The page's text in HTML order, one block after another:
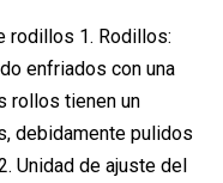
rodillos 1. Rodillos:
enfriados con una
rollos tienen un
debidamente pulidos
Unidad de ajuste del